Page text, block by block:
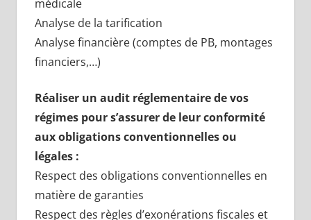
médicale
Analyse de la tarification
Analyse financière (comptes de PB, montages
financiers,…)
Réaliser un audit réglementaire de vos
régimes pour s’assurer de leur conformité
aux obligations conventionnelles ou
légales :
Respect des obligations conventionnelles en
matière de garanties
Respect des règles d’exonérations fiscales et